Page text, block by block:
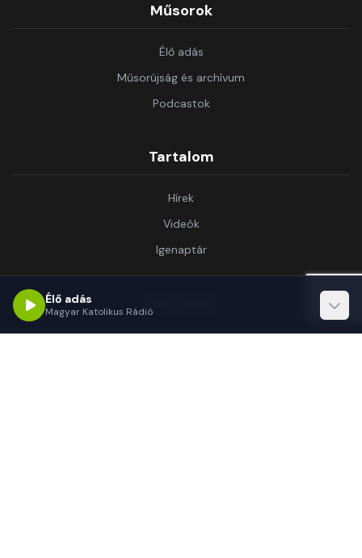
Műsorok
Élő adás
Műsorújság és archívum
Podcastok
Tartalom
Hírek
Videók
Igenaptár
Információ
Élő adás
Magyar Katolikus Rádió